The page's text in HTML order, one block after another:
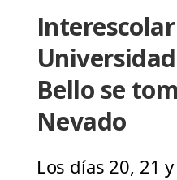
Bello se
Nevado
Los días 20, 21